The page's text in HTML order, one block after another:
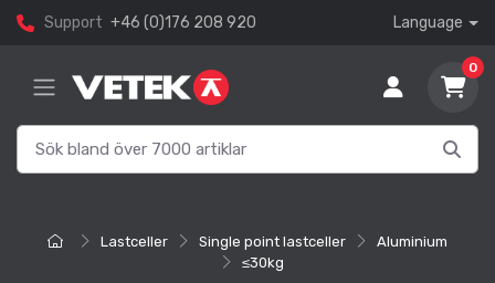
Support +46 (0)176 208 920 Language
0
Lastceller Single point lastceller
Aluminium
≤30kg